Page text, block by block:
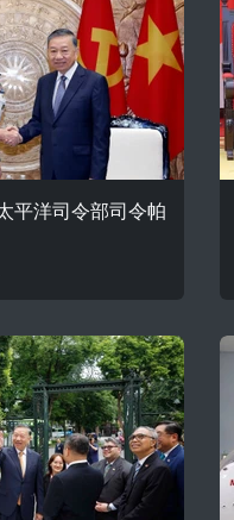
平洋司令部司令帕